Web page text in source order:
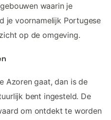
waarin je
je voornamelijk Portugese
op de omgeving.
Azoren gaat, dan is de
bent ingesteld. De
om ontdekt te worden